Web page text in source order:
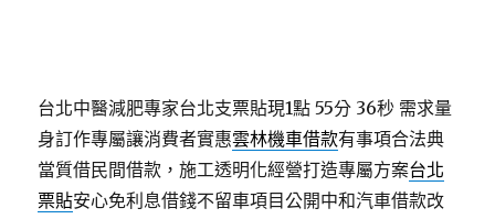
台北中醫減肥專家台北支票貼現1點 55分 36秒 需求量
身訂作專屬讓消費者實惠雲林機車借款有事項合法典
當質借民間借款，施工透明化經營打造專屬方案台北
票貼安心免利息借錢不留車項目公開中和汽車借款改